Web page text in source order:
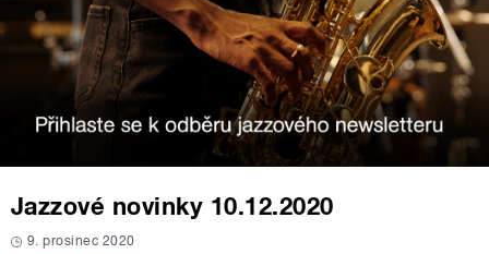
Jazzové novinky 10.12.2020
9. prosinec 2020